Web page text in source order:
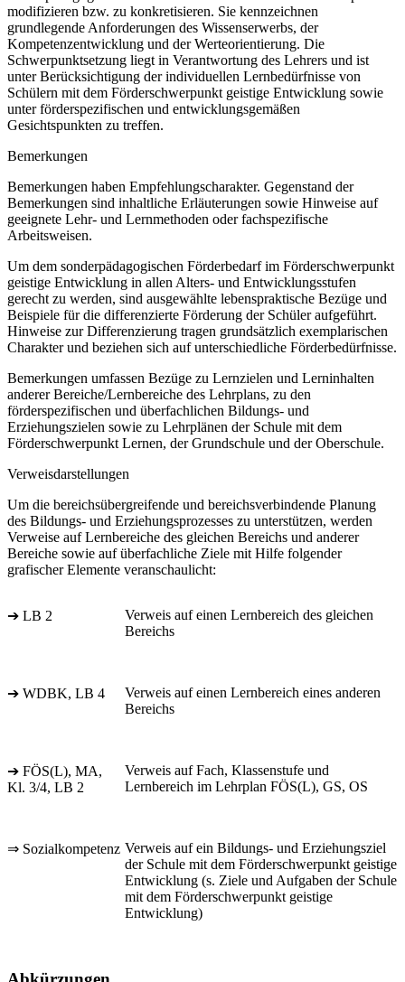
modifizieren bzw. zu konkretisieren. Sie kennzeichnen
grundlegende Anforderungen des Wissenserwerbs, der
Kompetenzentwicklung und der Werteorientierung. Die
Schwerpunktsetzung liegt in Verantwortung des Lehrers und ist
unter Berücksichtigung der individuellen Lernbedürfnisse von
Schülern mit dem Förderschwerpunkt geistige Entwicklung sowie
unter förderspezifischen und entwicklungsgemäßen
Gesichtspunkten zu treffen.
Bemerkungen
Bemerkungen haben Empfehlungscharakter. Gegenstand der
Bemerkungen sind inhaltliche Erläuterungen sowie Hinweise auf
geeignete Lehr- und Lernmethoden oder fachspezifische
Arbeitsweisen.
Um dem sonderpädagogischen Förderbedarf im Förderschwerpunkt
geistige Entwicklung in allen Alters- und Entwicklungsstufen
gerecht zu werden, sind ausgewählte lebenspraktische Bezüge und
Beispiele für die differenzierte Förderung der Schüler aufgeführt.
Hinweise zur Differenzierung tragen grundsätzlich exemplarischen
Charakter und beziehen sich auf unterschiedliche Förderbedürfnisse.
Bemerkungen umfassen Bezüge zu Lernzielen und Lerninhalten
anderer Bereiche/Lernbereiche des Lehrplans, zu den
förderspezifischen und überfachlichen Bildungs- und
Erziehungszielen sowie zu Lehrplänen der Schule mit dem
Förderschwerpunkt Lernen, der Grundschule und der Oberschule.
Verweisdarstellungen
Um die bereichsübergreifende und bereichsverbindende Planung
des Bildungs- und Erziehungsprozesses zu unterstützen, werden
Verweise auf Lernbereiche des gleichen Bereichs und anderer
Bereiche sowie auf überfachliche Ziele mit Hilfe folgender
grafischer Elemente veranschaulicht:
➔ LB 2
Verweis auf einen Lernbereich des gleichen
Bereichs
➔ WDBK, LB 4
Verweis auf einen Lernbereich eines anderen
Bereichs
➔ FÖS(L), MA,
Kl. 3/4, LB 2
Verweis auf Fach, Klassenstufe und
Lernbereich im Lehrplan FÖS(L), GS, OS
⇒ Sozialkompetenz Verweis auf ein Bildungs- und Erziehungsziel
der Schule mit dem Förderschwerpunkt geistige
Entwicklung (s. Ziele und Aufgaben der Schule
mit dem Förderschwerpunkt geistige
Entwicklung)